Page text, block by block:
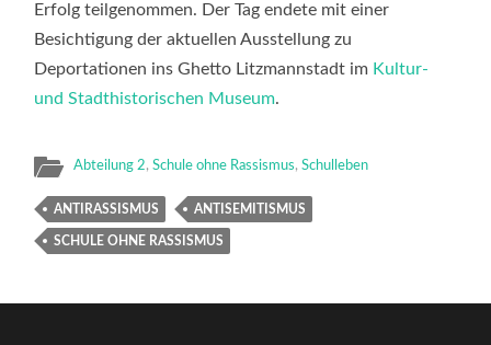
Erfolg teilgenommen. Der Tag endete mit einer
Besichtigung der aktuellen Ausstellung zu
Deportationen ins Ghetto Litzmannstadt im Kultur-
und Stadthistorischen Museum.
Abteilung 2,Schule ohne Rassismus,Schulleben
ANTIRASSISMUS ANTISEMITISMUS
SCHULE OHNE RASSISMUS